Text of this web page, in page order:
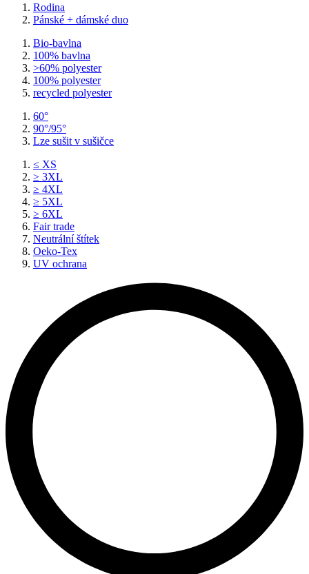
Rodina
Pánské + dámské duo
Bio-bavlna
100% bavlna
>60% polyester
100% polyester
recycled polyester
60°
90°/95°
Lze sušit v sušičce
≤ XS
≥ 3XL
≥ 4XL
≥ 5XL
≥ 6XL
Fair trade
Neutrální štítek
Oeko-Tex
UV ochrana